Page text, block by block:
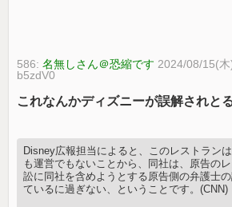
586:名無しさん＠恐縮です 2024/08/15(
b5zdV0
これなんかディズニーが誤解されと
Disney広報担当によると、このレストラン
も運営でもないことから、同社は、原告の
訟に同社を含めようとする原告側の弁護士
ているに過ぎない、ということです。(CNN)